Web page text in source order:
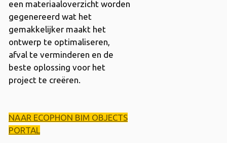
een materiaaloverzicht worden
gegenereerd wat het
gemakkelijker maakt het
ontwerp te optimaliseren,
afval te verminderen en de
beste oplossing voor het
project te creëren.
NAAR ECOPHON BIM OBJECTS
PORTAL